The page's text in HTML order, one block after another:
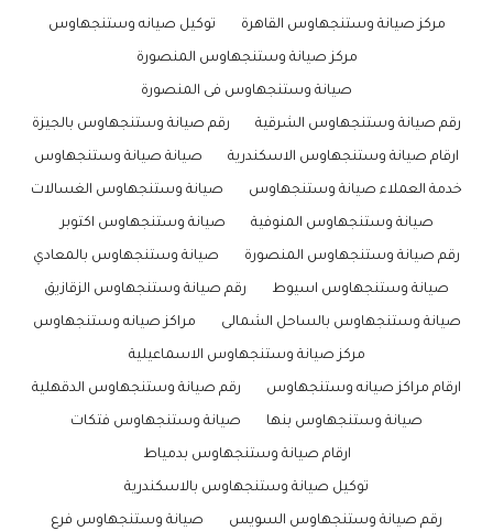
مركز صيانة وستنجهاوس القاهرة توكيل صيانه وستنجهاوس
مركز صيانة وستنجهاوس المنصورة
صيانة وستنجهاوس فى المنصورة
رقم صيانة وستنجهاوس الشرقية رقم صيانة وستنجهاوس بالجيزة
ارقام صيانة وستنجهاوس الاسكندرية صيانة صيانة وستنجهاوس
خدمة العملاء صيانة وستنجهاوس صيانة وستنجهاوس الغسالات
صيانة وستنجهاوس المنوفية صيانة وستنجهاوس اكتوبر
رقم صيانة وستنجهاوس المنصورة صيانة وستنجهاوس بالمعادي
صيانة وستنجهاوس اسيوط رقم صيانة وستنجهاوس الزقازيق
صيانة وستنجهاوس بالساحل الشمالى مراكز صيانه وستنجهاوس
مركز صيانة وستنجهاوس الاسماعيلية
ارقام مراكز صيانه وستنجهاوس رقم صيانة وستنجهاوس الدقهلية
صيانة وستنجهاوس بنها صيانة وستنجهاوس فتكات
ارقام صيانة وستنجهاوس بدمياط
توكيل صيانة وستنجهاوس بالاسكندرية
رقم صيانة وستنجهاوس السويس صيانة وستنجهاوس فرع